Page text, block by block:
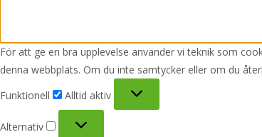
För att ge en bra upplevelse använder vi teknik som
denna webbplats. Om du inte samtycker eller om du
Funktionell
Alltid aktiv
Alternativ
Alternativ